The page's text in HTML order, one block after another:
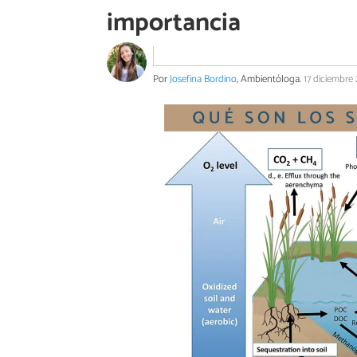
importancia
PorJosefina Bordino, Ambientóloga.17